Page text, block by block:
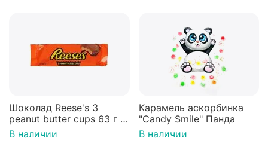
Шоколад Reese's 3
peanut butter cups 63 г с
арахисовой пастой
В наличии
Карамель аскорбинка
"Candy Smile" Панда
В наличии